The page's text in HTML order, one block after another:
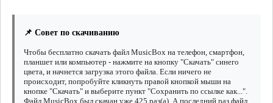
📌 Совет по скачиванию
Чтобы бесплатно скачать файл MusicBox на телефон, смартфон,
планшет или компьютер - нажмите на кнопку "Скачать" синего
цвета, и начнется загрузка этого файла. Если ничего не
происходит, попробуйте кликнуть правой кнопкой мыши на
кнопке "Скачать" и выберите пункт "Сохранить по ссылке как...".
Файл MusicBox был скачан уже 425 раз(а). А последний раз файл